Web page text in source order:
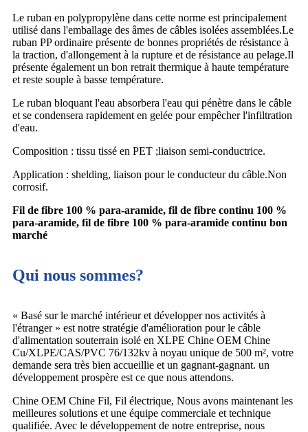
Le ruban en polypropylène dans cette norme est principalement
utilisé dans l'emballage des âmes de câbles isolées assemblées.Le
ruban PP ordinaire présente de bonnes propriétés de résistance à
la traction, d'allongement à la rupture et de résistance au pelage.Il
présente également un bon retrait thermique à haute température
et reste souple à basse température.
Le ruban bloquant l'eau absorbera l'eau qui pénètre dans le câble
et se condensera rapidement en gelée pour empêcher l'infiltration
d'eau.
Composition : tissu tissé en PET ;liaison semi-conductrice.
Application : shelding, liaison pour le conducteur du câble.Non
corrosif.
Fil de fibre 100 % para-aramide, fil de fibre continu 100 %
para-aramide, fil de fibre 100 % para-aramide continu bon
marché
Qui nous sommes?
« Basé sur le marché intérieur et développer nos activités à
l'étranger » est notre stratégie d'amélioration pour le câble
d'alimentation souterrain isolé en XLPE Chine OEM Chine
Cu/XLPE/CAS/PVC 76/132kv à noyau unique de 500 m², votre
demande sera très bien accueillie et un gagnant-gagnant. un
développement prospère est ce que nous attendons.
Chine OEM Chine Fil, Fil électrique, Nous avons maintenant les
meilleures solutions et une équipe commerciale et technique
qualifiée. Avec le développement de notre entreprise, nous